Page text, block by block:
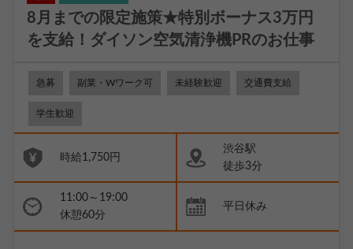
8月までの限定施策★特別ボーナス3万円
を支給！ダイソン空気清浄機PRのお仕事
急募 副業・Wワーク可 未経験歓迎 交通費支給
学生歓迎
時給1,750円
渋谷駅
徒歩3分
11:00～19:00
休憩60分
平日休み